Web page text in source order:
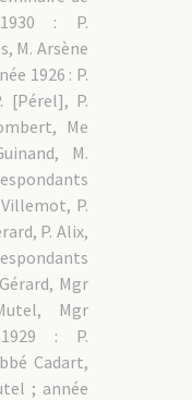
1930 : P.
M. Arsène
1926 : P.
[Pérel], P.
Me
M.
P.
P. Alix,
Mgr
Mgr
: P.
Cadart,
; année